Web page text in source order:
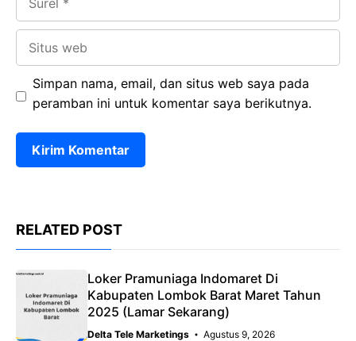
Simpan nama, email, dan situs web saya pada
peramban ini untuk komentar saya berikutnya.
RELATED POST
Loker Pramuniaga Indomaret Di
Kabupaten Lombok Barat Maret Tahun
2025 (Lamar Sekarang)
Delta Tele Marketings Agustus 9, 2026